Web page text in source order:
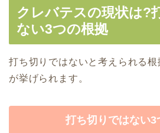
クレバテスの現状は?
ない3つの根拠
打ち切りではないと考えられる
が挙げられます。
打ち切りではない3